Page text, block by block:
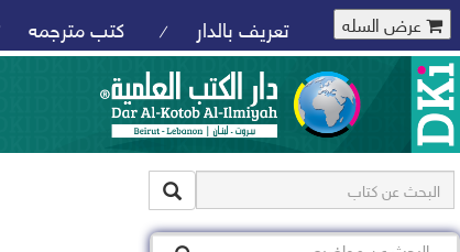
عرض السله تعريف بالدار / كتب مترجمه